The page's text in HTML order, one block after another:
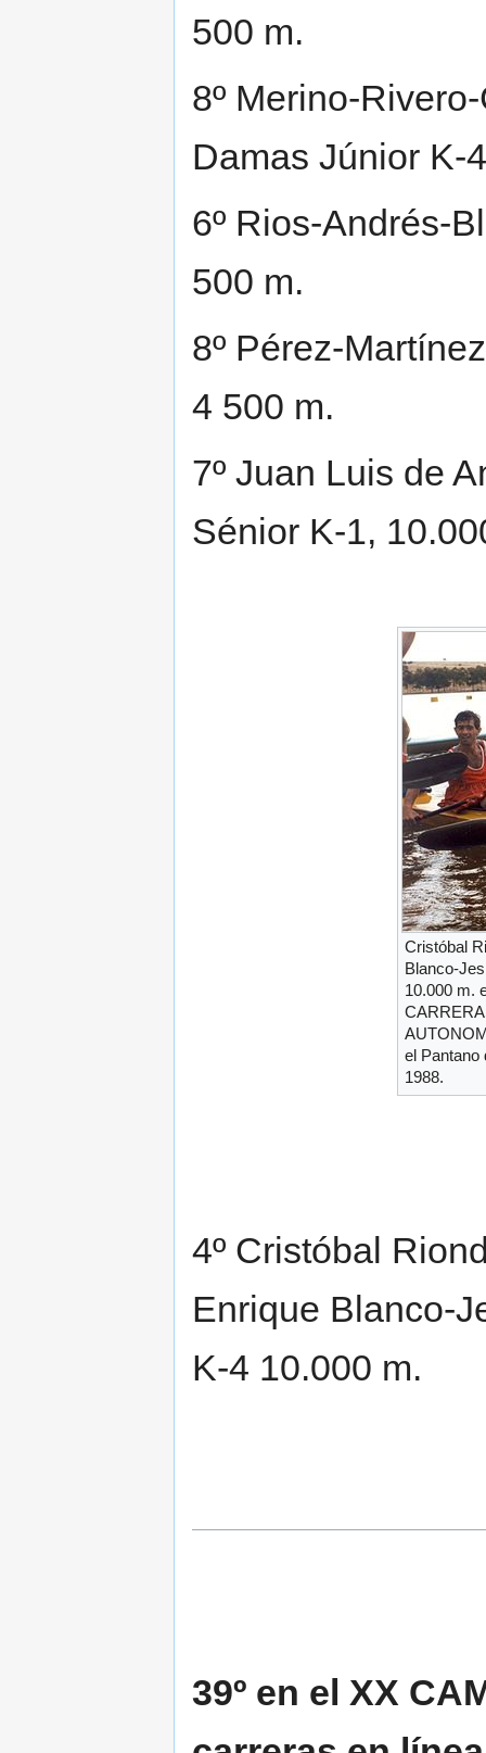
500 m.
8º Merino-
Damas Júnior K-
6º Rios-Andrés-
500 m.
8º Pérez-
4 500 m.
7º Juan Luis de
Sénior K-1,
Cristóbal
Blanco-
10.000 m.
el Pantano
1988.
4º Cristóbal
Enrique Blanco-
K-4 10.000 m.
39º en el XX